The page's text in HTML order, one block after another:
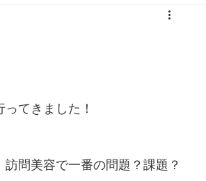
てきました！
問美容で一番の問題？課題？